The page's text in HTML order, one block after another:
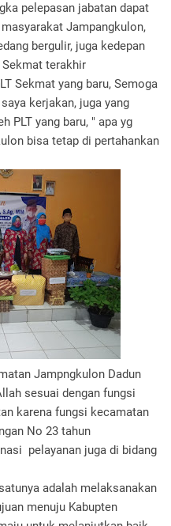
pelepasan jabatan dapat
Jampangkulon,
bergulir, juga kedepan
terakhir
Sekmat yang baru, Semoga
kerjakan, juga yang
PLT yang baru, " apa yg
bisa tetap di pertahankan
Jampngkulon Dadun
sesuai dengan fungsi
karena fungsi kecamatan
No 23 tahun
pelayanan juga di bidang
adalah melaksanakan
menuju Kabupten